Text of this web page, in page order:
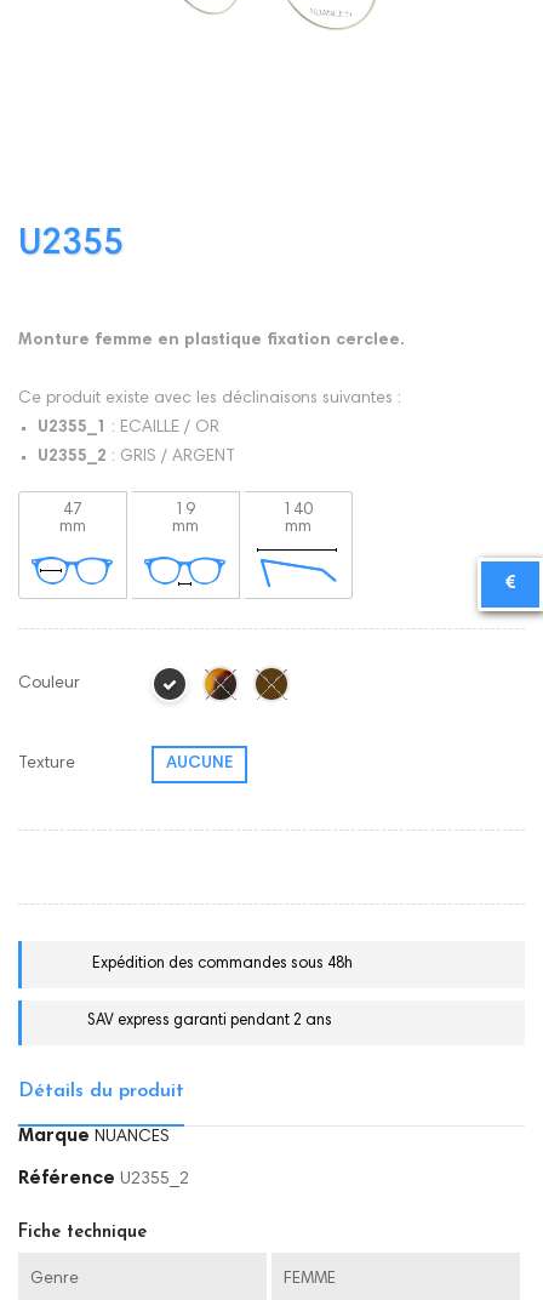
U2355
Monture femme en plastique fixation cerclee.
Ce produit existe avec les déclinaisons suivantes :
U2355_1 : ECAILLE / OR
U2355_2 : GRIS / ARGENT
47
mm
19
mm
140
mm
Couleur
Texture AUCUNE
Expédition des commandes sous 48h
SAV express garanti pendant 2 ans
Détails du produit
Marque NUANCES
Référence U2355_2
Fiche technique
Genre FEMME